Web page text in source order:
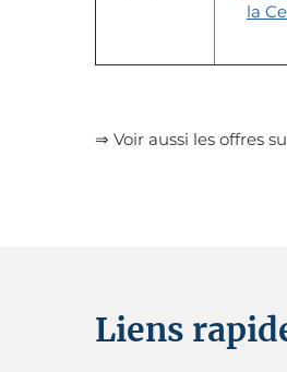
la
⇒ Voir aussi les offres
Liens